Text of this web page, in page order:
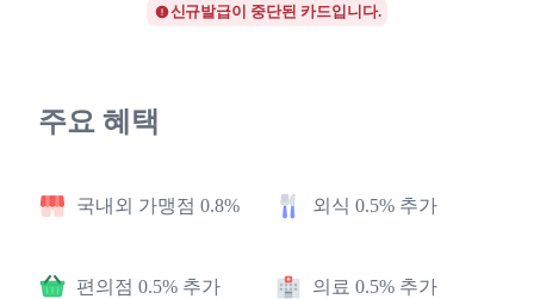
신규발급이 중단된 카드입니다.
주요 혜택
국내외 가맹점 0.8% 외식 0.5% 추가
편의점 0.5% 추가 의료 0.5% 추가